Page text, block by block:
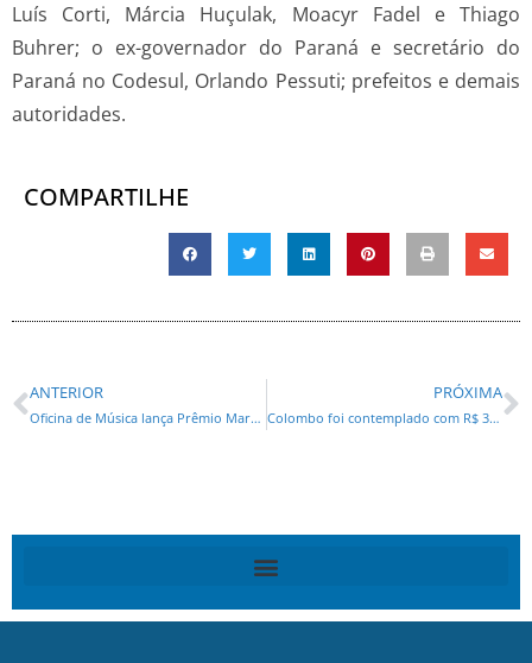
Luís Corti, Márcia Huçulak, Moacyr Fadel e Thiago
Buhrer; o ex-governador do Paraná e secretário do
Paraná no Codesul, Orlando Pessuti; prefeitos e demais
autoridades.
COMPARTILHE
ANTERIOR
Oficina de Música lança Prêmio Margarita Pericás Sansone com concerto gratuito na Capela Santa Maria
PRÓXIMA
Colombo foi contemplado com R$ 3,83 milhões em novos maquinários